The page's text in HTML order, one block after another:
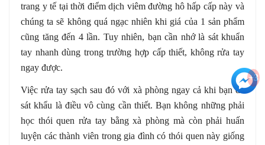
trang y tế tại thời điểm dịch viêm đường hô hấp cấp này và
chúng ta sẽ không quá ngạc nhiên khi giá của 1 sản phẩm
cũng tăng đến 4 lần. Tuy nhiên, bạn cần nhớ là sát khuẩn
tay nhanh dùng trong trường hợp cấp thiết, không rửa tay
ngay được.
Việc rửa tay sạch sau đó với xà phòng ngay cả khi bạn đã
sát khẩu là điều vô cùng cần thiết. Bạn không những phải
học thói quen rửa tay bằng xà phòng mà còn phải huấn
luyện các thành viên trong gia đình có thói quen này giống
+3